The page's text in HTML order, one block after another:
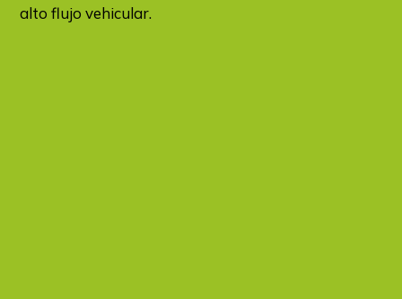
alto flujo vehicular.